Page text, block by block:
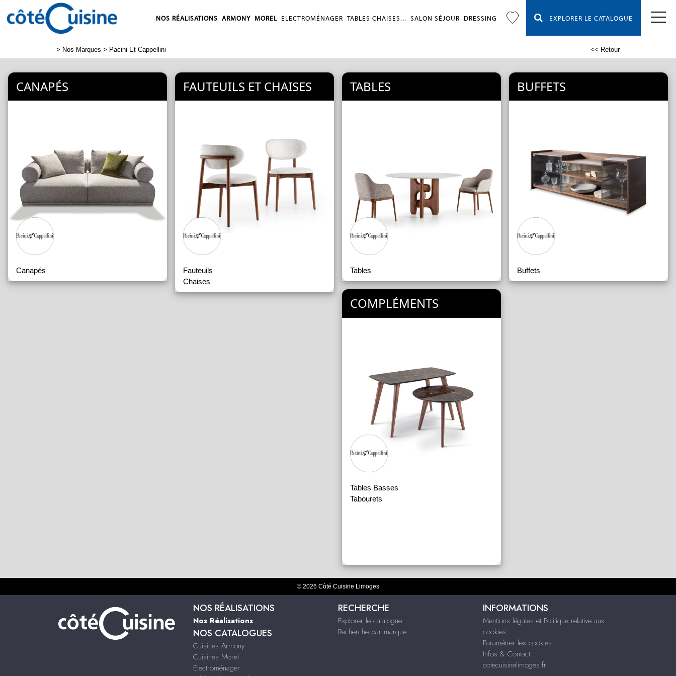
NOS RÉALISATIONS ARMONY MOREL ELECTROMÉNAGER TABLES CHAISES... SALON SÉJOUR DRESSING EXPLORER LE CATALOGUE
> Nos Marques > Pacini Et Cappellini << Retour
CANAPÉS
Canapés
FAUTEUILS ET CHAISES
Fauteuils
Chaises
TABLES
Tables
BUFFETS
Buffets
COMPLÉMENTS
Tables Basses
Tabourets
© 2026 Côté Cuisine Limoges
NOS RÉALISATIONS
Nos Réalisations
NOS CATALOGUES
Cuisines Armony
Cuisines Morel
Electroménager
RECHERCHE
Explorer le catalogue
Recherche par marque
INFORMATIONS
Mentions légales et Politique relative aux
cookies
Paramétrer les cookies
Infos & Contact
cotecuisinelimoges.fr